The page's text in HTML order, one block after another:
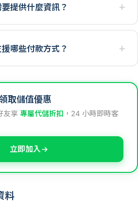
提供什麼資訊？
哪些付款方式？
取儲值優惠
友享 專屬代儲折扣 ，24 小時即時客
立即加入
料